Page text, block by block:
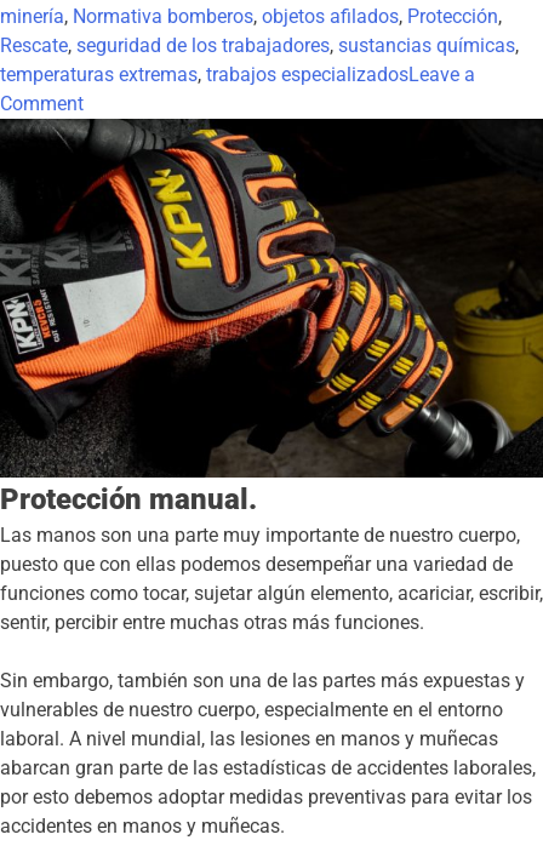
minería, Normativa bomberos, objetos afilados, Protección,
Rescate, seguridad de los trabajadores, sustancias químicas,
temperaturas extremas, trabajos especializadosLeave a
Comment
Protección manual.
Las manos son una parte muy importante de nuestro cuerpo,
puesto que con ellas podemos desempeñar una variedad de
funciones como tocar, sujetar algún elemento, acariciar, escribir,
sentir, percibir entre muchas otras más funciones.
Sin embargo, también son una de las partes más expuestas y
vulnerables de nuestro cuerpo, especialmente en el entorno
laboral. A nivel mundial, las lesiones en manos y muñecas
abarcan gran parte de las estadísticas de accidentes laborales,
por esto debemos adoptar medidas preventivas para evitar los
accidentes en manos y muñecas.